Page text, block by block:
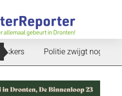
Politie zwijgt nog over